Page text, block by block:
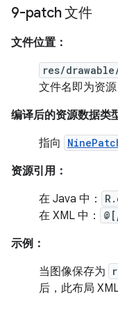
9-patch 文件
文件位置：
res/
文件名即为资
编译后的资源数据类
指向
资源引用：
在 Java 中：
在 XML 中： @[
示例：
当图像保存为
后，此布局